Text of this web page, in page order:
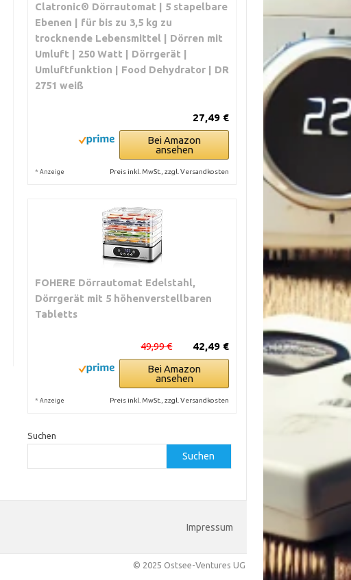
Clatronic® Dörrautomat | 5 stapelbare
Ebenen | für bis zu 3,5 kg zu
trocknende Lebensmittel | Dörren mit
Umluft | 250 Watt | Dörrgerät |
Umluftfunktion | Food Dehydrator | DR
2751 weiß
27,49 €
Bei Amazon
ansehen
* Anzeige Preis inkl. MwSt., zzgl. Versandkosten
FOHERE Dörrautomat Edelstahl,
Dörrgerät mit 5 höhenverstellbaren
Tabletts
42,49 €
49,99 €
Bei Amazon
ansehen
* Anzeige Preis inkl. MwSt., zzgl. Versandkosten
Suchen
Suchen
Impressum
© 2025 Ostsee-Ventures UG